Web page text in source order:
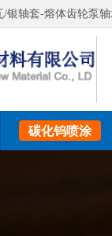
银轴套-熔体齿轮泵
碳化钨喷涂